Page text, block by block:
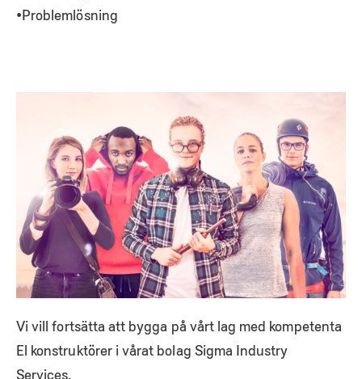
•Problemlösning
Vi vill fortsätta att bygga på vårt lag med kompetenta
El konstruktörer i vårat bolag Sigma Industry
Services.